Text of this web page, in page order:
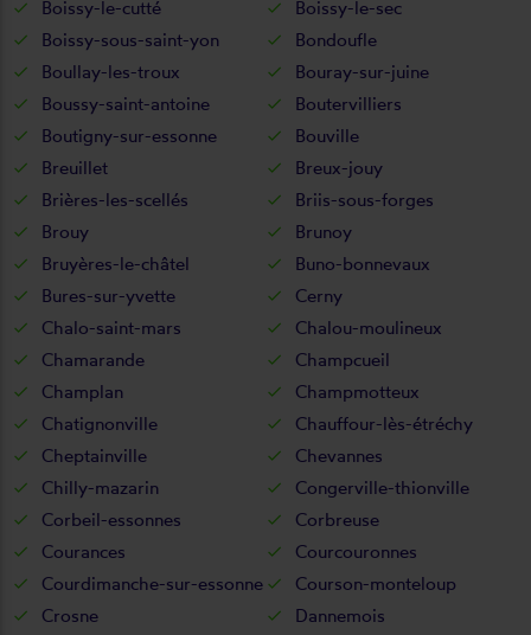
Boissy-le-cutté
Boissy-le-sec
Boissy-sous-saint-yon
Bondoufle
Boullay-les-troux
Bouray-sur-juine
Boussy-saint-antoine
Boutervilliers
Boutigny-sur-essonne
Bouville
Breuillet
Breux-jouy
Brières-les-scellés
Briis-sous-forges
Brouy
Brunoy
Bruyères-le-châtel
Buno-bonnevaux
Bures-sur-yvette
Cerny
Chalo-saint-mars
Chalou-moulineux
Chamarande
Champcueil
Champlan
Champmotteux
Chatignonville
Chauffour-lès-étréchy
Cheptainville
Chevannes
Chilly-mazarin
Congerville-thionville
Corbeil-essonnes
Corbreuse
Courances
Courcouronnes
Courdimanche-sur-essonne
Courson-monteloup
Crosne
Dannemois